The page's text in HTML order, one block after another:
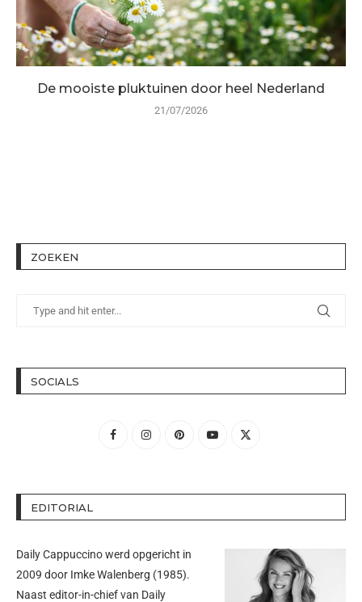
De mooiste pluktuinen door heel Nederland
21/07/2026
ZOEKEN
SOCIALS
EDITORIAL
Daily Cappuccino werd opgericht in
2009 door Imke Walenberg (1985).
Naast editor-in-chief van Daily